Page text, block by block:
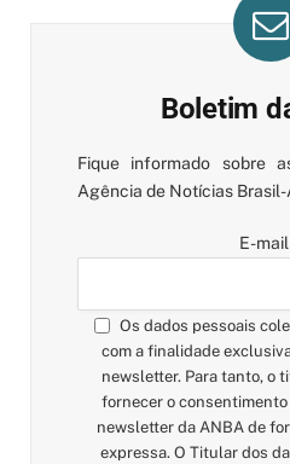
Boletim
Fique informado sobre
Agência de Notícias Brasil-
E-mail
Os dados pessoais
com a finalidade
newsletter. Para tanto, o
fornecer o
newsletter da ANBA de
expressa. O Titular dos